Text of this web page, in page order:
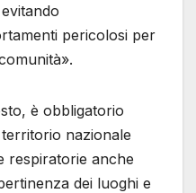
pericolosi per
è obbligatorio
nazionale
respiratorie anche
dei luoghi e